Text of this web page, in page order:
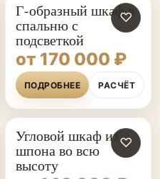
♡
Г-образный шкаф в
спальню с
подсветкой
от 170 000 ₽
ПОДРОБНЕЕ РАСЧЁТ
♡
Угловой шкаф из
шпона во всю
высоту